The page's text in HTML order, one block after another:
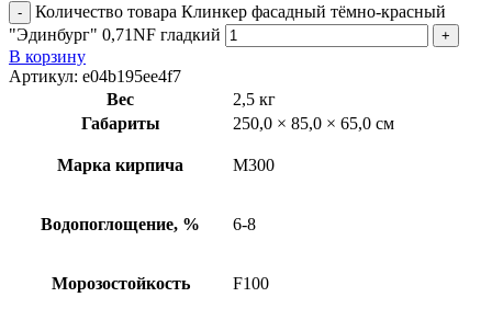
Количество товара Клинкер фасадный тёмно-красный
"Эдинбург" 0,71NF гладкий
В корзину
Артикул: e04b195ee4f7
Вес
2,5 кг
Габариты
250,0 × 85,0 × 65,0 см
Марка кирпича М300
Водопоглощение, % 6-8
Морозостойкость F100